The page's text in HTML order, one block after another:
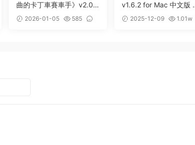
曲的卡丁車賽車手》v2.02
for Mac 中文版 卡丁車競
速遊戲
2026-01-05
585
v1.6.2 for Mac 中文版
地自行車極限運動遊戲
2025-12-09
1.01w